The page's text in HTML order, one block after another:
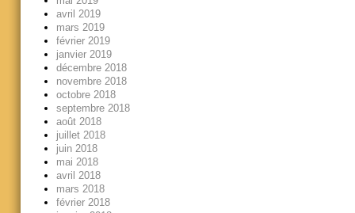
avril 2019
mars 2019
février 2019
janvier 2019
décembre 2018
novembre 2018
octobre 2018
septembre 2018
août 2018
juillet 2018
juin 2018
mai 2018
avril 2018
mars 2018
février 2018